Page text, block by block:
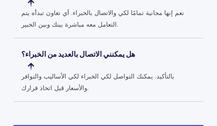
نعم إنها مجانية تمامًا لكي والاتصال بالخبراء. أي تعاون تبدأه يتم
التعامل معه مباشرة بينك وبين الخبير.
هل يمكنني الاتصال بالعديد من الخبراء؟
بالتأكيد. يمكنك التواصل لكي الخبراء لكي الأساليب والتوافر
والأسعار قبل اتخاذ قرارك.